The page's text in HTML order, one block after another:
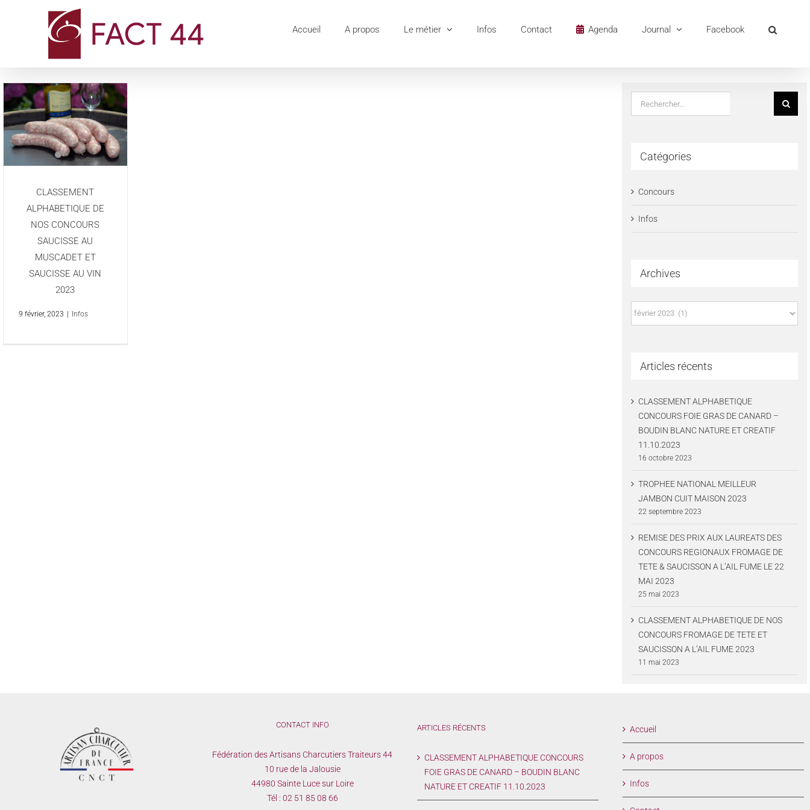
Accueil A propos Le métier Infos Contact Agenda Journal Facebook
CLASSEMENT
ALPHABETIQUE DE
NOS CONCOURS
SAUCISSE AU
MUSCADET ET
SAUCISSE AU VIN
2023
9 février, 2023 | Infos
Catégories
Concours
Infos
Archives
Archives
Articles récents
CLASSEMENT ALPHABETIQUE
CONCOURS FOIE GRAS DE CANARD –
BOUDIN BLANC NATURE ET CREATIF
11.10.2023
16 octobre 2023
TROPHEE NATIONAL MEILLEUR
JAMBON CUIT MAISON 2023
22 septembre 2023
REMISE DES PRIX AUX LAUREATS DES
CONCOURS REGIONAUX FROMAGE DE
TETE & SAUCISSON A L’AIL FUME LE 22
MAI 2023
25 mai 2023
CLASSEMENT ALPHABETIQUE DE NOS
CONCOURS FROMAGE DE TETE ET
SAUCISSON A L’AIL FUME 2023
11 mai 2023
CONTACT INFO
Fédération des Artisans Charcutiers Traiteurs 44
10 rue de la Jalousie
44980 Sainte Luce sur Loire
Tél : 02 51 85 08 66
ARTICLES RÉCENTS
CLASSEMENT ALPHABETIQUE CONCOURS
FOIE GRAS DE CANARD – BOUDIN BLANC
NATURE ET CREATIF 11.10.2023
Accueil
A propos
Infos